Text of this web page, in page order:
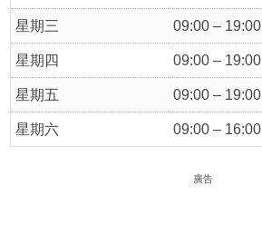
星期三 09:00 – 19:00
星期四 09:00 – 19:00
星期五 09:00 – 19:00
星期六 09:00 – 16:00
廣告